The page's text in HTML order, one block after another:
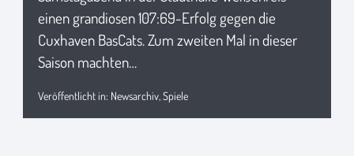
einen grandiosen 107:69-Erfolg gegen die
Cuxhaven BasCats. Zum zweiten Mal in dieser
Saison machten…
Veröffentlicht in: Newsarchiv, Spiele